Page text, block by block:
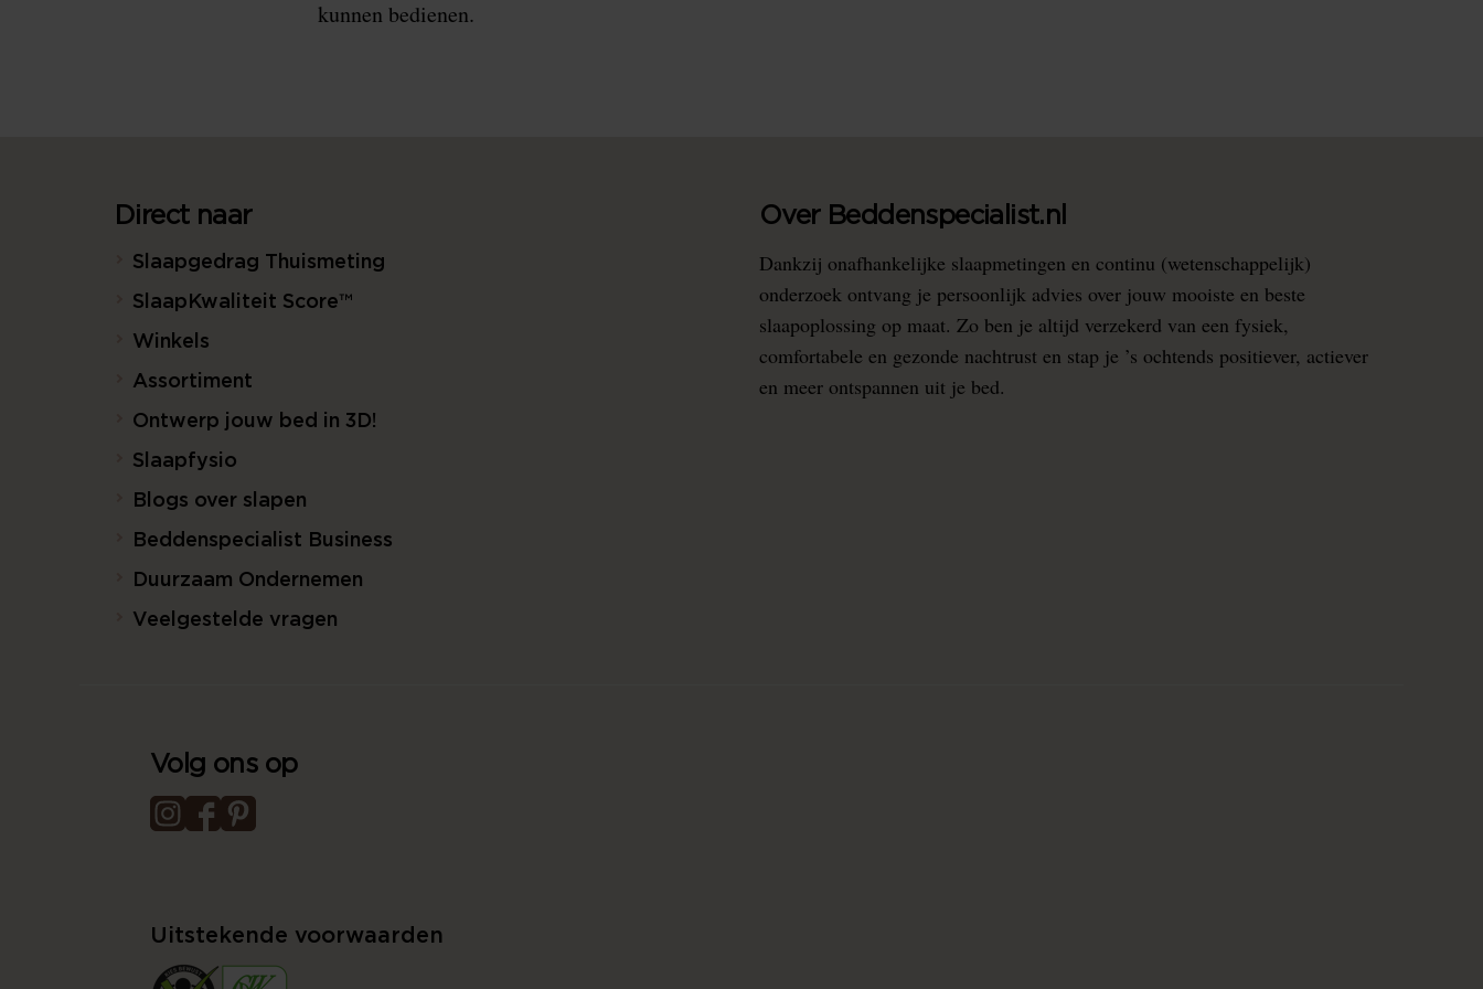
kunnen bedienen.
Direct naar
Slaapgedrag Thuismeting
SlaapKwaliteit Score™
Winkels
Assortiment
Ontwerp jouw bed in 3D!
Slaapfysio
Blogs over slapen
Beddenspecialist Business
Duurzaam Ondernemen
Veelgestelde vragen
Over Beddenspecialist.nl
Dankzij onafhankelijke slaapmetingen en continu (wetenschappelijk)
onderzoek ontvang je persoonlijk advies over jouw mooiste en beste
slaapoplossing op maat. Zo ben je altijd verzekerd van een fysiek,
comfortabele en gezonde nachtrust en stap je ’s ochtends positiever, actiever
en meer ontspannen uit je bed.
Volg ons op
Uitstekende voorwaarden